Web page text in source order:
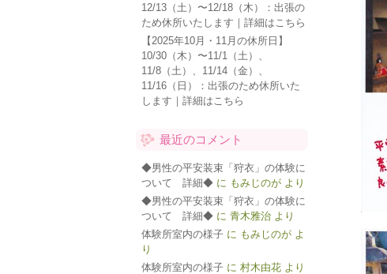
12/13（土）〜12/18（木）：出張の
ため休所いたします｜詳細はこちら
【2025年10月・11月の休所日】
10/30（木）〜11/1（土）、
11/8（土）、11/14（金）、
11/16（日）：出張のため休所いた
します｜詳細はこちら
最近のコメント
◆男性の平安装束「狩衣」の体験に
ついて 詳細◆ に もみじのが より
◆男性の平安装束「狩衣」の体験に
ついて 詳細◆ に 青木雅治 より
体験所室内の様子 に もみじのが よ
り
体験所室内の様子 に 村木由花 より